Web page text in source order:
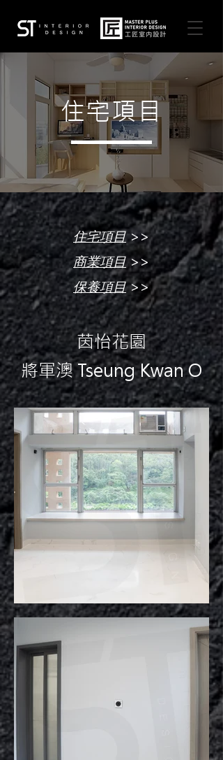
住宅項目
住宅項目>>
商業項目>>
保養項目>>
茵怡花園
將軍澳 Tseung Kwan O